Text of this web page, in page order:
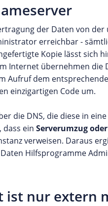
der Daten von
erreichbar -
Kopie lässt sich
Internet übernehmen die
Aufruf dem
einzigartigen Code um.
die DNS, die diese in
dass ein Serverumzug
verweisen. Daraus
Hilfsprogramme
ist nur extern